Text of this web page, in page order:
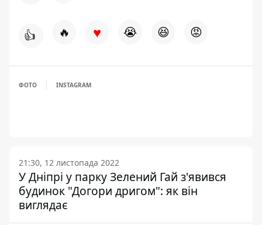
👍 🔥 ♥ 😭 😆 😡
ФОТО INSTAGRAM
21:30, 12 листопада 2022
У Дніпрі у парку Зелений Гай з'явився
будинок "Догори дригом": як він
виглядає